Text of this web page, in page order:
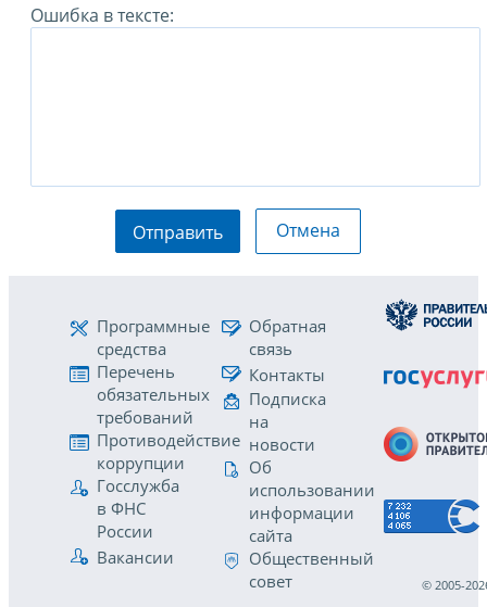
Ошибка в тексте:
Отправить Отмена
Программные
средства
Перечень
обязательных
требований
Противодействие
коррупции
Госслужба
в ФНС
России
Вакансии
Обратная
связь
Контакты
Подписка
на
новости
Об
использовании
информации
сайта
Общественный
совет
© 2005-